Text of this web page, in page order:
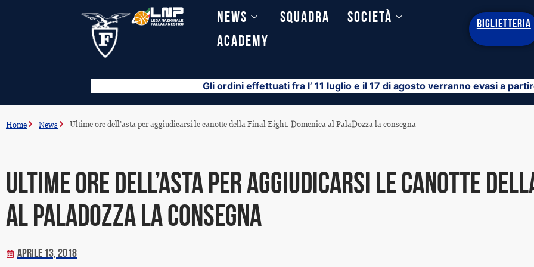
News Squadra
Società
Academy
BIGLIETTERIA
Gli ordini effettuati fra l’ 11 luglio e il 17 di agosto verranno evasi a
Home News Ultime ore dell’asta per aggiudicarsi le canotte della Final Eight. Domenica al PalaDozza la consegna
Ultime ore dell’asta per aggiudicarsi le canotte
al PalaDozza la consegna
Aprile 13, 2018